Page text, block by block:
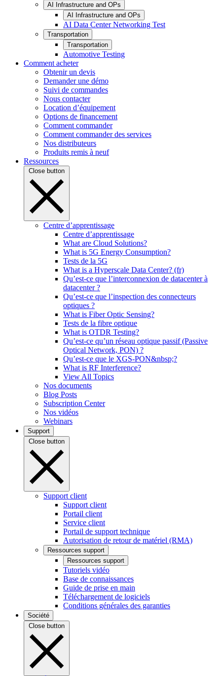
AI Infrastructure and OPs
AI Infrastructure and OPs
AI Data Center Networking Test
Transportation
Transportation
Automotive Testing
Comment acheter
Obtenir un devis
Demander une démo
Suivi de commandes
Nous contacter
Location d’équipement
Options de financement
Comment commander
Comment commander des services
Nos distributeurs
Produits remis à neuf
Ressources
Close button
Centre d’apprentissage
Centre d’apprentissage
What are Cloud Solutions?
What is 5G Energy Consumption?
Tests de la 5G
What is a Hyperscale Data Center? (fr)
Qu’est-ce que l’interconnexion de datacenter à
datacenter ?
Qu’est-ce que l’inspection des connecteurs
optiques ?
What is Fiber Optic Sensing?
Tests de la fibre optique
What is OTDR Testing?
Qu’est-ce qu’un réseau optique passif (Passive
Optical Network, PON) ?
Qu’est-ce que le XGS-PON&nbsp;?
What is RF Interference?
View All Topics
Nos documents
Blog Posts
Subscription Center
Nos vidéos
Webinars
Support
Close button
Support client
Support client
Portail client
Service client
Portail de support technique
Autorisation de retour de matériel (RMA)
Ressources support
Ressources support
Tutoriels vidéo
Base de connaissances
Guide de prise en main
Téléchargement de logiciels
Conditions générales des garanties
Société
Close button